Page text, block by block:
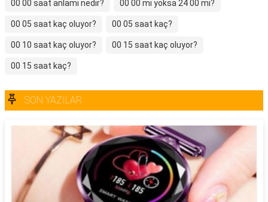
00 00 saat anlamı nedir? 00 00 mı yoksa 24 00 mı?
00 05 saat kaç oluyor? 00 05 saat kaç?
00 10 saat kaç oluyor? 00 15 saat kaç oluyor?
00 15 saat kaç?
SON YAZILAR